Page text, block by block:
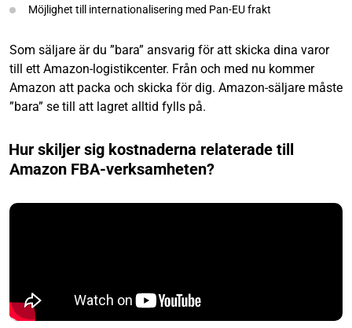
Möjlighet till internationalisering med Pan-EU frakt
Som säljare är du ”bara” ansvarig för att skicka dina varor
till ett Amazon-logistikcenter. Från och med nu kommer
Amazon att packa och skicka för dig. Amazon-säljare måste
”bara” se till att lagret alltid fylls på.
Hur skiljer sig kostnaderna relaterade till
Amazon FBA-verksamheten?